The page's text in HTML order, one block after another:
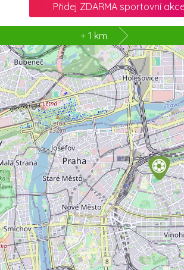
Přidej ZDARMA sportovní
+ 1 km